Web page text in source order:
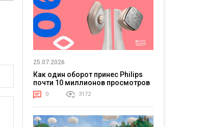
25.07.2026
Как один оборот принес Philips
почти 10 миллионов просмотров
0 3172